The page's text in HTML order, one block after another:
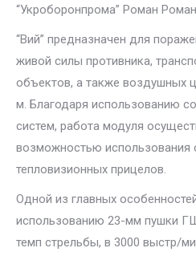
“Укроборонпрома” Роман
“Вий” предназначен для
живой силы противника,
объектов, а также воздушных
м. Благодаря использованию
систем, работа модуля
возможностью использования
тепловизионных прицелов.
Одной из главных
использованию 23-мм пушки
темп стрельбы, в 3000 выстр/